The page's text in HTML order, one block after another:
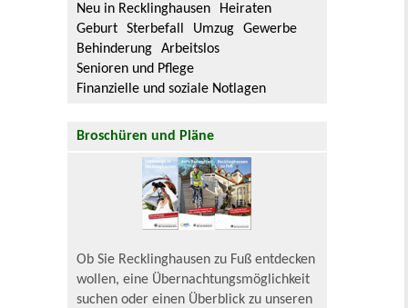
Neu in Recklinghausen
Heiraten
Geburt
Sterbefall Umzug
Gewerbe
Behinderung
Arbeitslos
Senioren und Pflege
Finanzielle und soziale Notlagen
Broschüren und Pläne
Ob Sie Recklinghausen zu Fuß entdecken
wollen, eine Übernachtungsmöglichkeit
suchen oder einen Überblick zu unseren